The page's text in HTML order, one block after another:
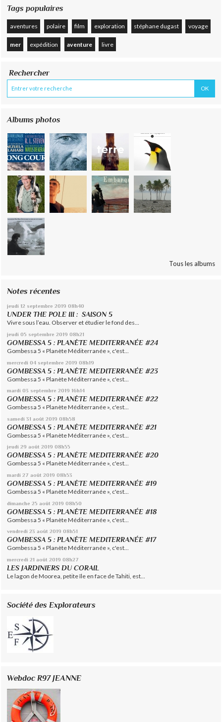
Tags populaires
aventures polaire film exploration stéphane dugast voyage
mer expédition aventure livre
Rechercher
Albums photos
Tous les albums
Notes récentes
jeudi 12 septembre 2019 08h40
UNDER THE POLE III : SAISON 5
Vivre sous l’eau. Observer et étudier le fond des...
jeudi 05 septembre 2019 08h21
GOMBESSA 5 : PLANÈTE MEDITERRANÉE #24
Gombessa 5 « Planète Méditerranée », c'est...
mercredi 04 septembre 2019 08h19
GOMBESSA 5 : PLANÈTE MEDITERRANÉE #23
Gombessa 5 « Planète Méditerranée », c'est...
mardi 03 septembre 2019 16h14
GOMBESSA 5 : PLANÈTE MEDITERRANÉE #22
Gombessa 5 « Planète Méditerranée », c'est...
samedi 31 août 2019 08h58
GOMBESSA 5 : PLANÈTE MEDITERRANÉE #21
Gombessa 5 « Planète Méditerranée », c'est...
jeudi 29 août 2019 08h55
GOMBESSA 5 : PLANÈTE MEDITERRANÉE #20
Gombessa 5 « Planète Méditerranée », c'est...
mardi 27 août 2019 08h53
GOMBESSA 5 : PLANÈTE MEDITERRANÉE #19
Gombessa 5 « Planète Méditerranée », c'est...
dimanche 25 août 2019 08h50
GOMBESSA 5 : PLANÈTE MEDITERRANÉE #18
Gombessa 5 « Planète Méditerranée », c'est...
vendredi 23 août 2019 08h51
GOMBESSA 5 : PLANÈTE MEDITERRANÉE #17
Gombessa 5 « Planète Méditerranée », c'est...
mercredi 21 août 2019 08h27
LES JARDINIERS DU CORAIL
Le lagon de Moorea, petite île en face de Tahiti, est...
Société des Explorateurs
Webdoc R97 JEANNE